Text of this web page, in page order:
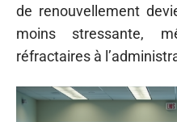
de renouvellement
moins stressante,
réfractaires à